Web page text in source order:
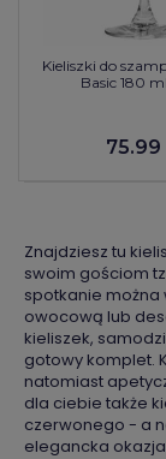
Kieliszki do
Basic 180
75.99
Znajdziesz tu
swoim gościom
spotkanie
owocową lub
kieliszek,
gotowy komplet.
natomiast
dla ciebie także
czerwonego - a
elegancka